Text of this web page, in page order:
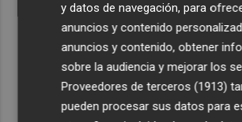
Recibe toda la
Plaza Podcast en tu
y datos de navegación, para
anuncios y contenido
anuncios y contenido, obtener
sobre la audiencia y mejorar los
Proveedores de terceros (1913)
pueden procesar sus datos para